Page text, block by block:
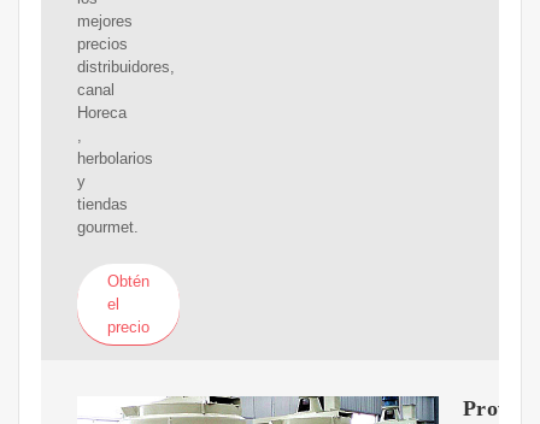
mejores
precios
distribuidores,
canal
Horeca
,
herbolarios
y
tiendas
gourmet.
Obtén
el
precio